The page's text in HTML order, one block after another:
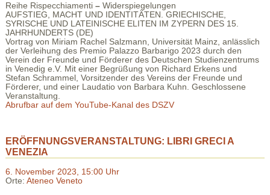
Reihe Rispecchiamenti –Widerspiegelungen
AUFSTIEG, MACHT UND IDENTITÄTEN. GRIECHISCHE,
SYRISCHE UND LATEINISCHE ELITEN IM ZYPERN DES 15.
JAHRHUNDERTS (DE)
Vortrag von Miriam Rachel Salzmann, Universität Mainz, anlässlich
der Verleihung des Premio Palazzo Barbarigo 2023 durch den
Verein der Freunde und Förderer des Deutschen Studienzentrums
in Venedig e.V. Mit einer Begrüßung von Richard Erkens und
Stefan Schrammel, Vorsitzender des Vereins der Freunde und
Förderer, und einer Laudatio von Barbara Kuhn. Geschlossene
Veranstaltung.
Abrufbar auf dem YouTube-Kanal des DSZV
ERÖFFNUNGSVERANSTALTUNG: LIBRI GRECI A
VENEZIA
6. November 2023, 15:00 Uhr
Orte: Ateneo Veneto